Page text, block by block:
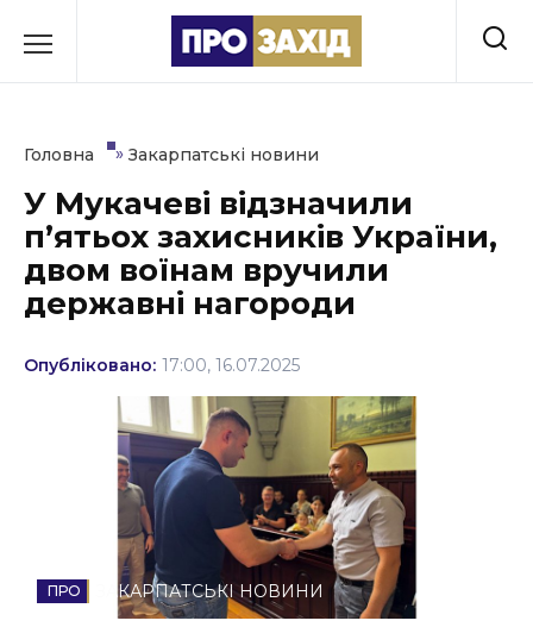
до
Культура
Освіта
Політика
Соціум
Стиль життя
Втрачений Ужгород
Головна » Закарпатські новини
У Мукачеві відзначили
пʼятьох захисників України,
двом воїнам вручили
державні нагороди
Опубліковано: 17:00, 16.07.2025
ЗАКАРПАТСЬКІ НОВИНИ